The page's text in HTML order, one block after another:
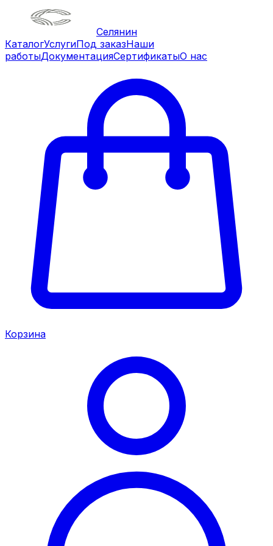
Селянин
КаталогУслугиПод заказНаши
работыДокументацияСертификатыО нас
Корзина